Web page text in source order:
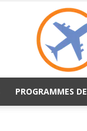
PROGRAMMES